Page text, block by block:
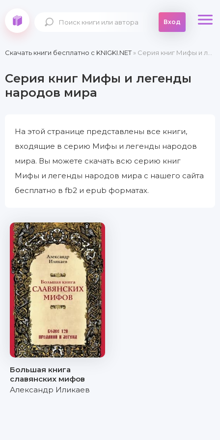
Вход
Скачать книги бесплатно c KNIGKI.NET» Серия книг Мифы и легенды народов мира
Серия книг Мифы и легенды
народов мира
На этой странице представлены все книги,
входящие в серию Мифы и легенды народов
мира. Вы можете скачать всю серию книг
Мифы и легенды народов мира с нашего сайта
бесплатно в fb2 и epub форматах.
Большая книга
славянских мифов
Александр Иликаев